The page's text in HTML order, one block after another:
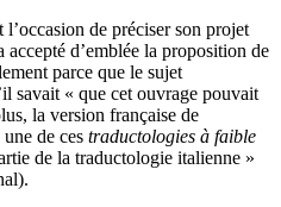
de préciser son projet
d’emblée la proposition de
parce que le sujet
savait « que cet ouvrage pouvait
la version française de
de ces traductologies à faible
de la traductologie italienne »